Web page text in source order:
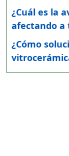
¿Cuál es la
afectando a
¿Cómo